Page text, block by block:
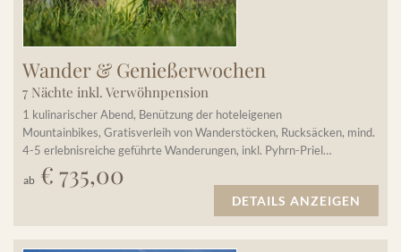
Wander & Genießerwochen
7 Nächte inkl. Verwöhnpension
1 kulinarischer Abend, Benützung der hoteleigenen
Mountainbikes, Gratisverleih von Wanderstöcken, Rucksäcken, mind.
4-5 erlebnisreiche geführte Wanderungen, inkl. Pyhrn-Priel…
ab € 735,00
DETAILS ANZEIGEN